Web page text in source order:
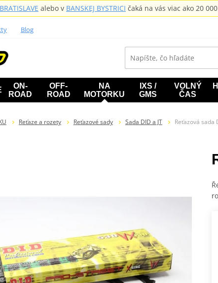
BRATISLAVE alebo v BANSKEJ BYSTRICI čaká na vás viac ako 20
Blog
ON-
ROAD
OFF-
ROAD
NA
MOTORKU
IXS /
GMS
VOLNÝ
ČAS
Reťaze a rozety Reťazové sady Sada DID a JT Reťazová sada